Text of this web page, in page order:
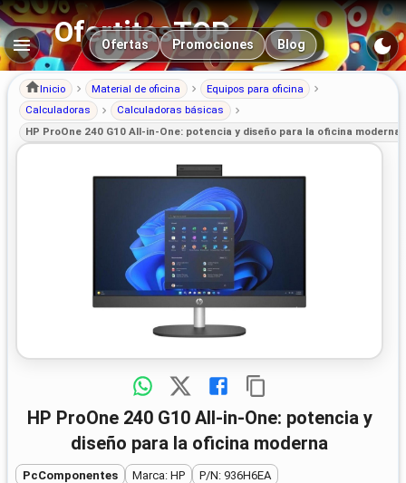
OfertitasTOP
Navegación principal
Ofertas Promociones Blog
Inicio Material de oficina
Equipos para oficina
Calculadoras
Calculadoras básicas
HP ProOne 240 G10 All-in-One: potencia y diseño para la oficina moderna
HP ProOne 240 G10 All-in-One: potencia y
diseño para la oficina moderna
PcComponentes Marca: HP
P/N: 936H6EA